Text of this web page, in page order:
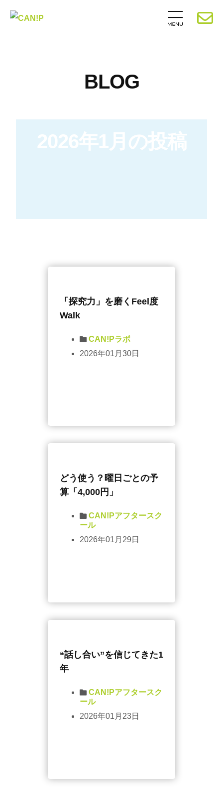
BLOG
2026年1月の投稿
「探究力」を磨くFeel度
Walk
CAN!Pラボ
2026年01月30日
どう使う？曜日ごとの予
算「4,000円」
CAN!Pアフタースク
ール
2026年01月29日
“話し合い”を信じてきた1
年
CAN!Pアフタースク
ール
2026年01月23日